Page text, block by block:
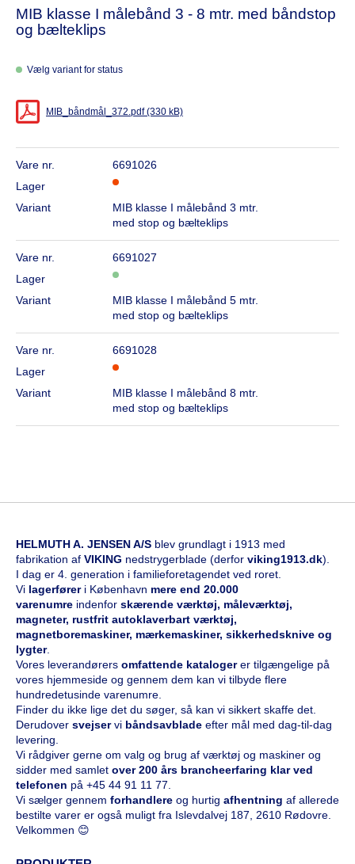
MIB klasse I målebånd 3 - 8 mtr. med båndstop
og bælteklips
Vælg variant for status
MIB_båndmål_372.pdf (330 kB)
Vare nr.
6691026
Lager
Variant
MIB klasse I målebånd 3 mtr.
med stop og bælteklips
Vare nr.
6691027
Lager
Variant
MIB klasse I målebånd 5 mtr.
med stop og bælteklips
Vare nr.
6691028
Lager
Variant
MIB klasse I målebånd 8 mtr.
med stop og bælteklips
HELMUTH A. JENSEN A/S blev grundlagt i 1913 med
fabrikation af VIKING nedstrygerblade (derfor viking1913.dk).
I dag er 4. generation i familieforetagendet ved roret.
Vi lagerfører i København mere end 20.000
varenumre indenfor skærende værktøj, måleværktøj,
magneter, rustfrit autoklaverbart værktøj,
magnetboremaskiner, mærkemaskiner, sikkerhedsknive og
lygter.
Vores leverandørers omfattende katalogerer tilgængelige på
vores hjemmeside og gennem dem kan vi tilbyde flere
hundredetusinde varenumre.
Finder du ikke lige det du søger, så kan vi sikkert skaffe det.
Derudover svejservi båndsavblade efter mål med dag-til-dag
levering.
Vi rådgiver gerne om valg og brug af værktøj og maskiner og
sidder med samlet over 200 års brancheerfaring klar ved
telefonen på +45 44 91 11 77
Vi sælger gennem forhandlere og hurtig afhentning af allerede
bestilte varer er også muligt fra Islevdalvej 187, 2610 Rødovre.
Velkommen 😊